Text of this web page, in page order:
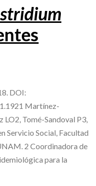
DOI:
Martínez-
Tomé-Sandoval P3,
Servicio Social, Facultad
2 Coordinadora de
para la